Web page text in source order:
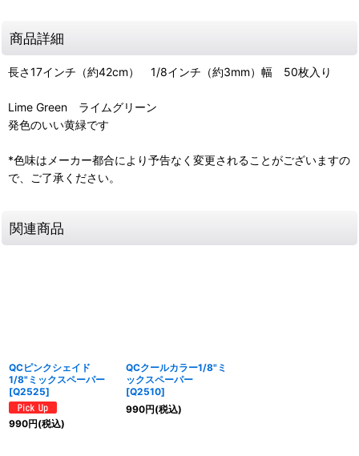
商品詳細
長さ17インチ（約42cm） 1/8インチ（約3mm）幅 50枚入り
Lime Green ライムグリーン
発色のいい黄緑です
*色味はメーカー都合により予告なく変更されることがございますの
で、ご了承ください。
関連商品
QCピンクシェイド
1/8"ミックスペーパー
[Q2525]
990円(税込)
QCクールカラー1/8"ミ
ックスペーパー
[Q2510]
990円(税込)